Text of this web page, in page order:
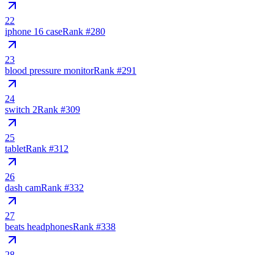
22
iphone 16 caseRank #280
23
blood pressure monitorRank #291
24
switch 2Rank #309
25
tabletRank #312
26
dash camRank #332
27
beats headphonesRank #338